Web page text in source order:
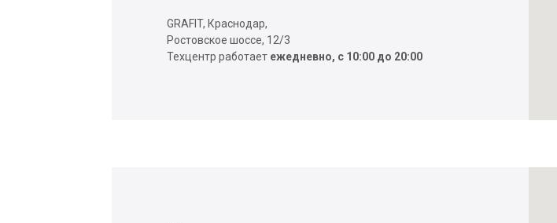
GRAFIT, Краснодар,
Ростовское шоссе, 12/3
Техцентр работает ежедневно, с 10:00 до 20:00